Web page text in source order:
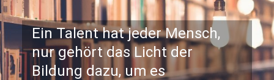
Ein Talent hat jeder Mensch,
nur gehört das Licht der
Bildung dazu, um es